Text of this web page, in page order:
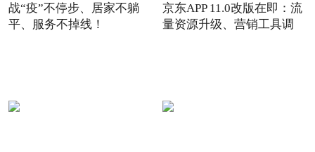
战“疫”不停步、居家不躺
平、服务不掉线！
京东APP 11.0改版在即：流
量资源升级、营销工具调